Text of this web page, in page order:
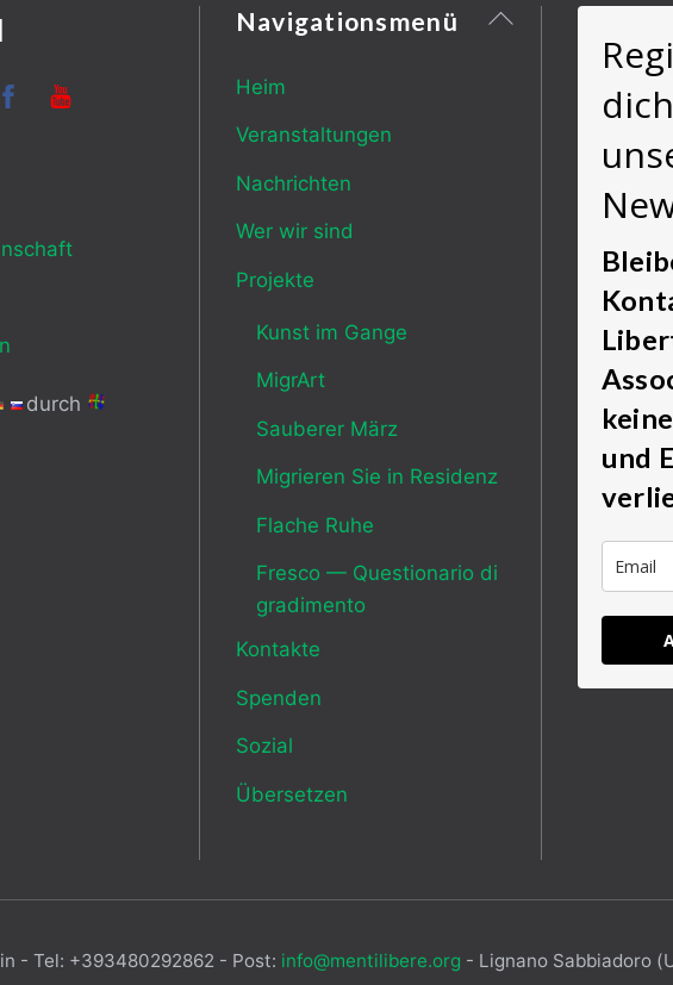
Zurück
Facebook
durch
Navigationsmenü
Heim
Veranstaltungen
Nachrichten
Wer wir sind
Projekte
Kunst im Gange
MigrArt
Sauberer März
Migrieren Sie in Residenz
Flache Ruhe
Fresco — Questionario di
gradimento
Kontakte
Spenden
Sozial
Übersetzen
und
- Tel: +393480292862 - Post: info@mentilibere.org - Lignano Sabbiadoro